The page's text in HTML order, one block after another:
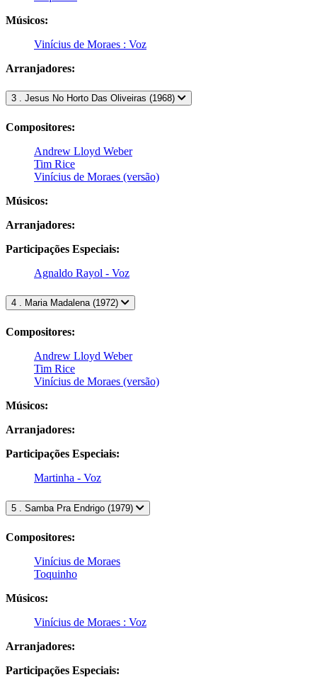
Músicos:
Vinícius de Moraes : Voz
Arranjadores:
3 . Jesus No Horto Das Oliveiras (1968)
Compositores:
Andrew Lloyd Weber
Tim Rice
Vinícius de Moraes (versão)
Músicos:
Arranjadores:
Participações Especiais:
Agnaldo Rayol - Voz
4 . Maria Madalena (1972)
Compositores:
Andrew Lloyd Weber
Tim Rice
Vinícius de Moraes (versão)
Músicos:
Arranjadores:
Participações Especiais:
Martinha - Voz
5 . Samba Pra Endrigo (1979)
Compositores:
Vinícius de Moraes
Toquinho
Músicos:
Vinícius de Moraes : Voz
Arranjadores:
Participações Especiais: